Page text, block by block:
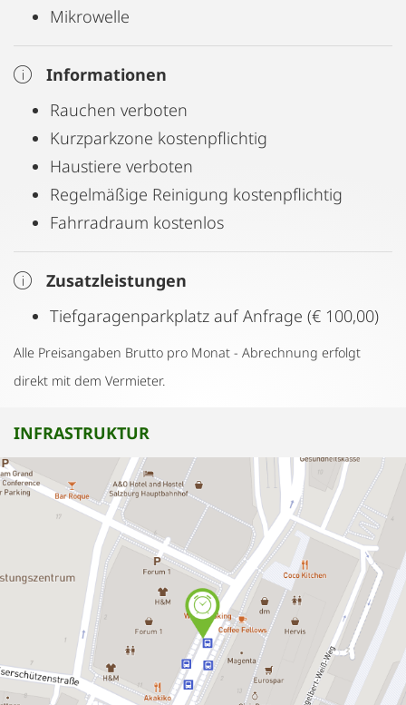
Mikrowelle
Informationen
Rauchen verboten
Kurzparkzone kostenpflichtig
Haustiere verboten
Regelmäßige Reinigung kostenpflichtig
Fahrradraum kostenlos
Zusatzleistungen
Tiefgaragenparkplatz auf Anfrage (€ 100,00)
Alle Preisangaben Brutto pro Monat - Abrechnung erfolgt
direkt mit dem Vermieter.
INFRASTRUKTUR